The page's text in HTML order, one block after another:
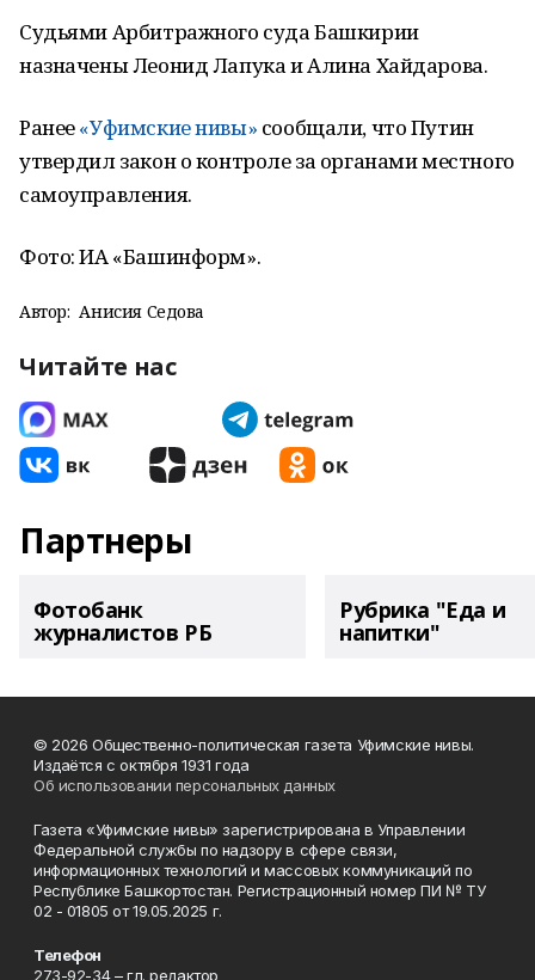
Судьями Арбитражного суда Башкирии
назначены Леонид Лапука и Алина Хайдарова.
Ранее«Уфимские нивы» сообщали, что Путин
утвердил закон о контроле за органами местного
самоуправления.
Фото: ИА «Башинформ».
Автор: Анисия Седова
Читайте нас
Партнеры
Фотобанк
журналистов РБ
Рубрика "Еда и
напитки"
© 2026 Общественно-политическая газета Уфимские нивы.
Издаётся с октября 1931 года
Об использовании персональных данных
Газета «Уфимские нивы» зарегистрирована в Управлении
Федеральной службы по надзору в сфере связи,
информационных технологий и массовых коммуникаций по
Республике Башкортостан. Регистрационный номер ПИ № ТУ
02 - 01805 от 19.05.2025 г.
Телефон
273-92-34 – гл. редактор